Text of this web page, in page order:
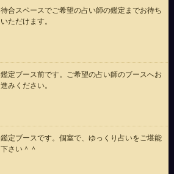
待合スペースでご希望の占い師の鑑定までお待ち
いただけます。
鑑定ブース前です。ご希望の占い師のブースへお
進みください。
鑑定ブースです。個室で、ゆっくり占いをご堪能
下さい＾＾